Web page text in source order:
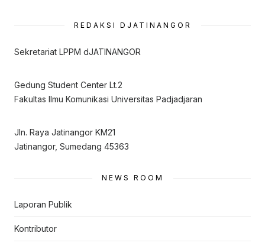
REDAKSI DJATINANGOR
Sekretariat LPPM dJATINANGOR
Gedung Student Center Lt.2
Fakultas Ilmu Komunikasi Universitas Padjadjaran
Jln. Raya Jatinangor KM21
Jatinangor, Sumedang 45363
NEWS ROOM
Laporan Publik
Kontributor